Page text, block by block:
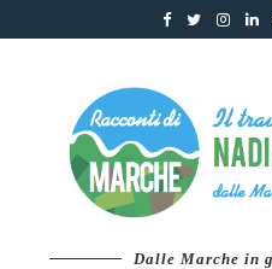
Dalle Marche in